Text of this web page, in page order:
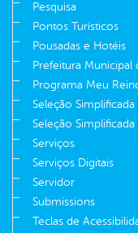
Pesquisa
Pontos Turísticos
Pousadas e Hotéis
Prefeitura
Programa Meu
Seleção
Seleção
Serviços
Serviços Digitais
Servidor
Submissions
Teclas de